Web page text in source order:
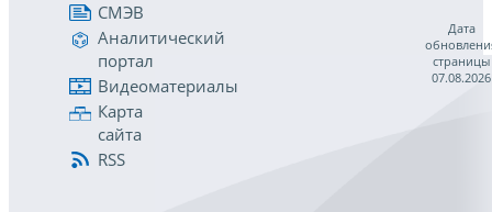
СМЭВ
Аналитический
портал
Видеоматериалы
Карта
сайта
RSS
Дата
страницы
07.08.2026